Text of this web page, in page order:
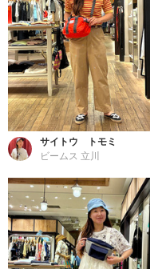
サイトウ トモミ
ビームス 立川